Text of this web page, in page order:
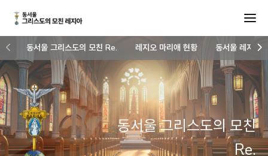
동서울 그리스도의 모친 Re. 레지오 마리애 현황 동서울 레지아
동서울 그리스도의 모친
Re.